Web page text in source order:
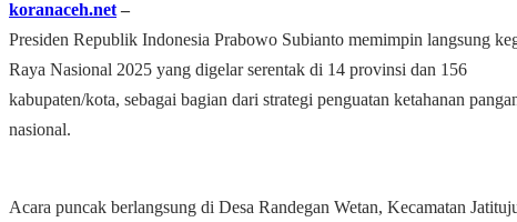
koranaceh.net ‒
Presiden Republik Indonesia Prabowo Subianto memimpin langsung
Raya Nasional 2025 yang digelar serentak di 14 provinsi dan 156
kabupaten/kota, sebagai bagian dari strategi penguatan ketahanan
nasional.
Acara puncak berlangsung di Desa Randegan Wetan, Kecamatan